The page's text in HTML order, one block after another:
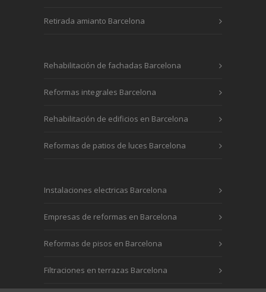
Retirada amianto Barcelona
Rehabilitación de fachadas Barcelona
Reformas integrales Barcelona
Rehabilitación de edificios en Barcelona
Reformas de patios de luces Barcelona
Instalaciones electricas Barcelona
Empresas de reformas en Barcelona
Reformas de pisos en Barcelona
Filtraciones en terrazas Barcelona